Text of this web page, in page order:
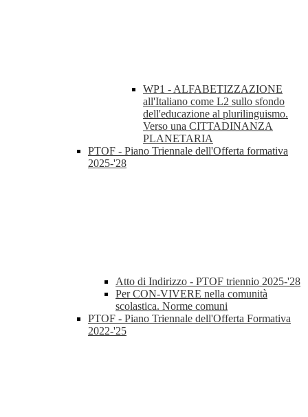
WP1 - ALFABETIZZAZIONE
all'Italiano come L2 sullo sfondo
dell'educazione al plurilinguismo.
Verso una CITTADINANZA
PLANETARIA
PTOF - Piano Triennale dell'Offerta formativa
2025-'28
Atto di Indirizzo - PTOF triennio 2025-'28
Per CON-VIVERE nella comunità
scolastica. Norme comuni
PTOF - Piano Triennale dell'Offerta Formativa
2022-'25